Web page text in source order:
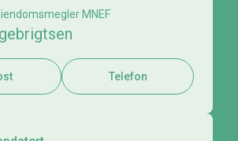
MNEF
Telefon